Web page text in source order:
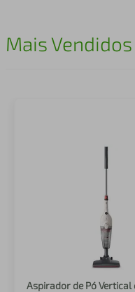
Mais Vendidos
Aspirador de Pó Vertical